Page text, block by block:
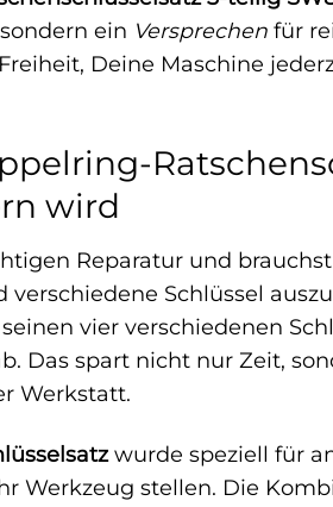
ein Versprechen für
Deine Maschine
wird
Reparatur und
Schlüssel
vier verschiedenen
Das spart nicht nur Zeit,
Werkstatt.
wurde speziell für
Werkzeug stellen. Die